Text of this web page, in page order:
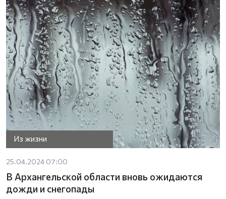
Из жизни
25.04.2024 07:00
В Архангельской области вновь ожидаются
дожди и снегопады